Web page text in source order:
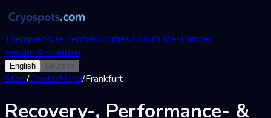
TherapienAlle ZentrenStudiesAboutElite-Partner
werdenAnmelden
English Deutsch
Start/Deutschland/Frankfurt
Recovery-, Performance- &